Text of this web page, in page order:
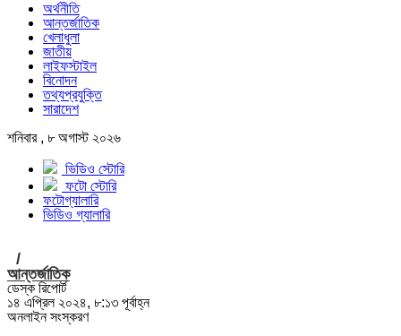
অর্থনীতি
আন্তর্জাতিক
খেলাধুলা
জাতীয়
লাইফস্টাইল
বিনোদন
তথ্যপ্রযুক্তি
সারাদেশ
শনিবার , ৮ অগাস্ট ২০২৬
ভিডিও স্টোরি
ফটো স্টোরি
ফটোগ্যালারি
ভিডিও গ্যালারি
/
আন্তর্জাতিক
ডেস্ক রিপোর্ট
১৪ এপ্রিল ২০২৪, ৮:১৩ পূর্বাহ্ন
অনলাইন সংস্করণ